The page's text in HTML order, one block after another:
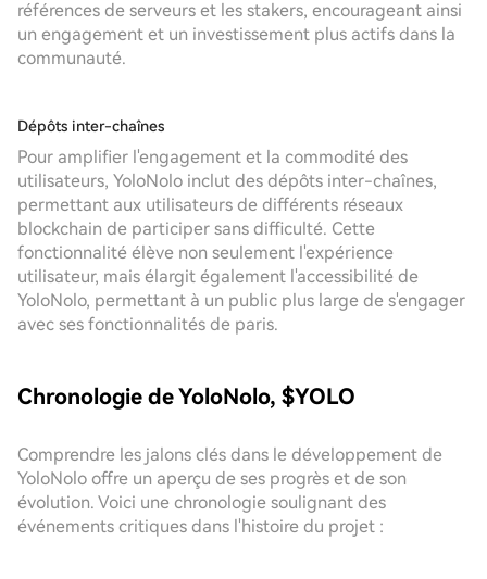
références de serveurs et les stakers, encourageant ainsi
un engagement et un investissement plus actifs dans la
communauté.
Dépôts inter-chaînes
Pour amplifier l'engagement et la commodité des
utilisateurs, YoloNolo inclut des dépôts inter-chaînes,
permettant aux utilisateurs de différents réseaux
blockchain de participer sans difficulté. Cette
fonctionnalité élève non seulement l'expérience
utilisateur, mais élargit également l'accessibilité de
YoloNolo, permettant à un public plus large de s'engager
avec ses fonctionnalités de paris.
Chronologie de YoloNolo, $YOLO
Comprendre les jalons clés dans le développement de
YoloNolo offre un aperçu de ses progrès et de son
évolution. Voici une chronologie soulignant des
événements critiques dans l'histoire du projet :